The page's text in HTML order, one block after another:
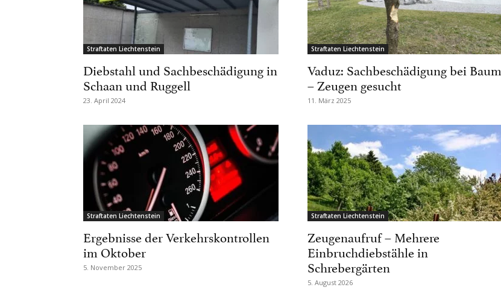
Straftaten Liechtenstein
Diebstahl und Sachbeschädigung in
Schaan und Ruggell
23. April 2024
Straftaten Liechtenstein
Vaduz: Sachbeschädigung bei Baum
– Zeugen gesucht
11. März 2025
Straftaten Liechtenstein
Ergebnisse der Verkehrskontrollen
im Oktober
5. November 2025
Straftaten Liechtenstein
Zeugenaufruf – Mehrere
Einbruchdiebstähle in
Schrebergärten
5. August 2026